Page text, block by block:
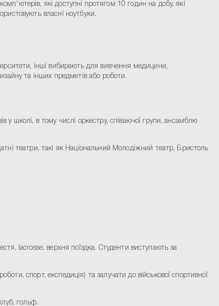
які доступні протягом 10 годин на добу, які
власні ноутбуки.
інші вибирають для вивчення медицини,
та інших предметів або роботи.
у школі, в тому числі оркестру, співаючої групи, ансамблю
театри, такі як Національний Молодіжний театр, Бристоль
lacrosse, верхня поїздка. Студенти виступають за
спорт, експедиція) та залучати до військової спортивної
гольф.